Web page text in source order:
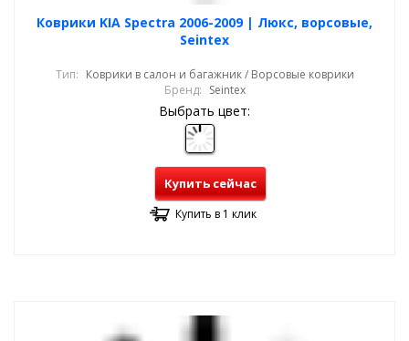
Коврики KIA Spectra 2006-2009 | Люкс, ворсовые,
Seintex
Тип: Коврики в салон и багажник / Ворсовые коврики
Бренд: Seintex
Выбрать цвет:
Купить сейчас
Купить в 1 клик